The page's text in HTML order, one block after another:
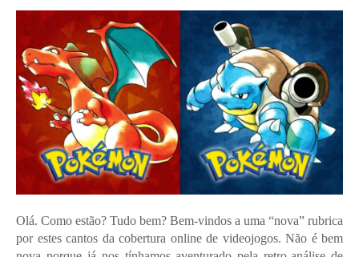
Olá. Como estão? Tudo bem? Bem-vindos a uma “nova” rubrica
por estes cantos da cobertura online de videojogos. Não é bem